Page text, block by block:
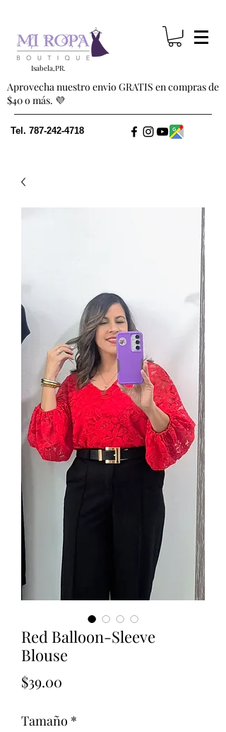
Isabela,PR.
Aprovecha nuestro envio GRATIS en compras de
$40 o más. 💜
Tel. 787-242-4718
Red Balloon-Sleeve
Blouse
$39.00
Tamaño *